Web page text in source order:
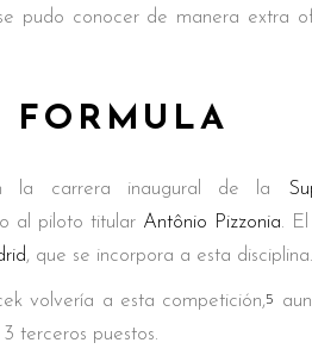
pudo conocer de manera extra
FORMULA
la carrera inaugural de la
al piloto titular Antônio Pizzonia.
, que se incorpora a esta disciplina.
volvería a esta competición,5
terceros puestos.